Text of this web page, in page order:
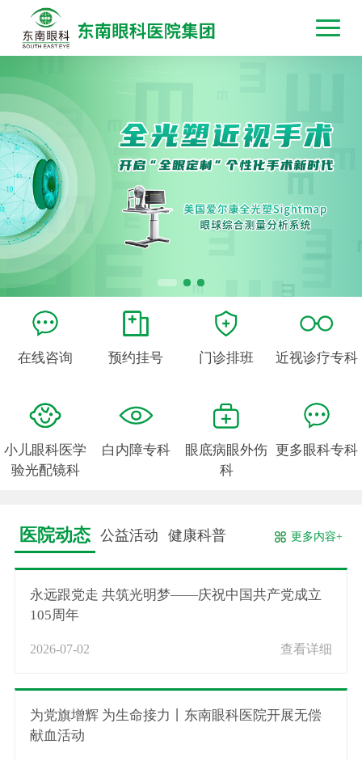
在线咨询 预约挂号 门诊排班 近视诊疗专科
小儿眼科医学
验光配镜科
白内障专科
眼底病眼外伤
科
更多眼科专科
医院动态 公益活动 健康科普 更多内容+
永远跟党走 共筑光明梦——庆祝中国共产党成立
105周年
2026-07-02 查看详细
为党旗增辉 为生命接力丨东南眼科医院开展无偿
献血活动